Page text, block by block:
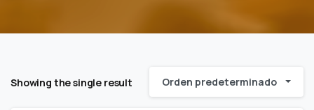
Showing the single result Orden predeterminado